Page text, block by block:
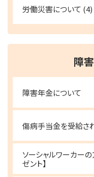
労働災害について (4)
障
障害年金について
傷病手当金を受給さ
ソーシャルワーカー
ゼント】